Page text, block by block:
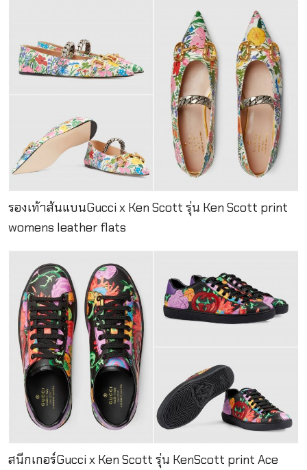
รองเท้าส้นแบนGucci x Ken Scott รุ่น Ken Scott print
womens leather flats
สนีกเกอร์Gucci x Ken Scott รุ่น KenScott print Ace